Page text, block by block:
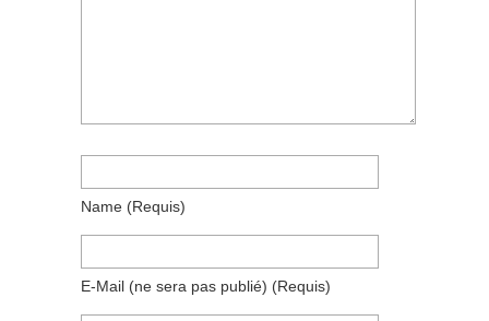
Name (requis)
E-Mail (ne sera pas publié) (requis)